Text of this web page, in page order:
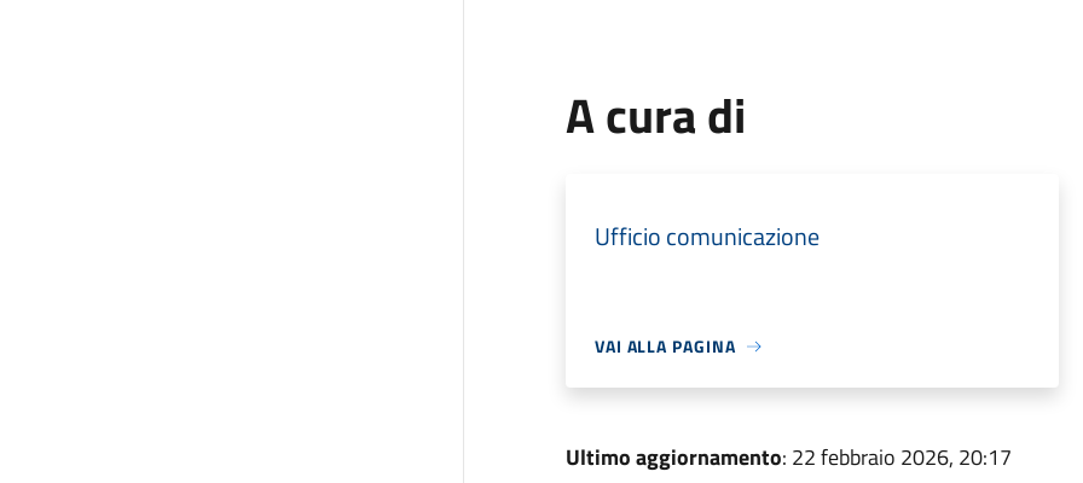
A cura di
Ufficio comunicazione
VAI ALLA PAGINA
Ultimo aggiornamento: 22 febbraio 2026, 20:17